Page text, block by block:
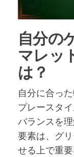
自分の
マレッ
は？
自分に合っ
プレースタ
バランスを
要素は、グ
せる上で重